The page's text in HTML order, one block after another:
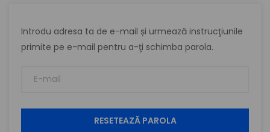
Introdu adresa ta de e-mail și urmează instrucţiunile
primite pe e-mail pentru a-ţi schimba parola.
RESETEAZĂ PAROLA